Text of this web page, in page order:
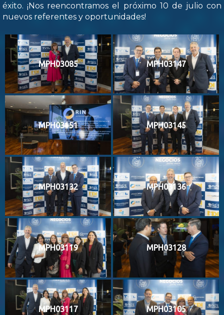
éxito. ¡Nos reencontramos el próximo 10 de julio con
nuevos referentes y oportunidades!
MPH03085 MPH03147
MPH03151 MPH03145
MPH03132 MPH03136
MPH03119 MPH03128
MPH03117 MPH03105